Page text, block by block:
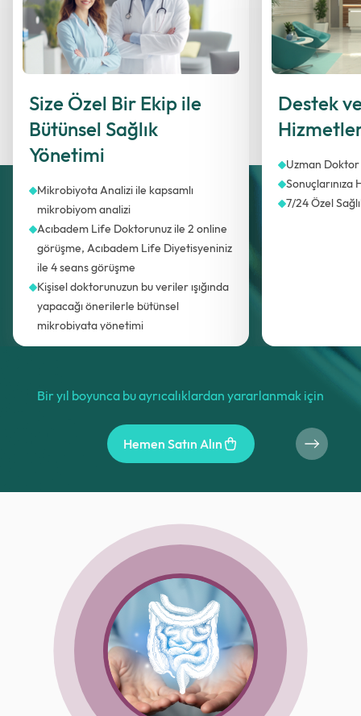
Size Özel Bir Ekip ile
Bütünsel Sağlık
Yönetimi
Mikrobiyota Analizi ile kapsamlı
mikrobiyom analizi
Acıbadem Life Doktorunuz ile 2 online
görüşme, Acıbadem Life Diyetisyeniniz
ile 4 seans görüşme
Kişisel doktorunuzun bu veriler ışığında
yapacağı önerilerle bütünsel
mikrobiyata yönetimi
Acıbadem Life Sağlık Sorumlusu ile
Destek
Uzman
Sonuçlarınıza
7/24 Özel
Bir yıl boyunca bu ayrıcalıklardan yararlanmak için
Hemen Satın Alın